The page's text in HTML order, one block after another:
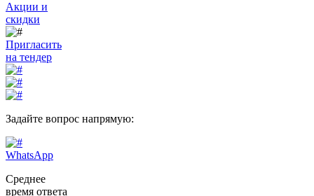
Акции и
скидки
Пригласить
на тендер
Задайте вопрос напрямую:
WhatsApp
Среднее
время ответа